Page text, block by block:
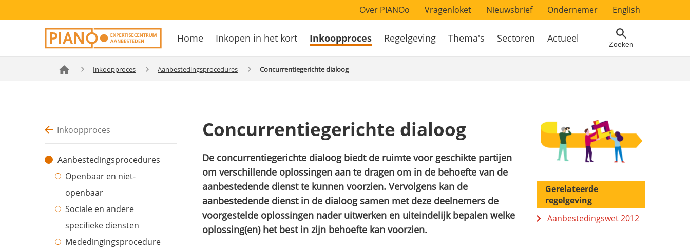
Overslaan
Secondary
navigation
Over PIANOo Vragenloket Nieuwsbrief Ondernemer English
Hoofdnavigatie
Home Inkopen in het kort Inkoopproces Regelgeving Thema's Sectoren Actueel Zoeken
Inkoopproces Aanbestedingsprocedures Concurrentiegerichte dialoog
Inkoopproces
Aanbestedingsprocedures
Openbaar en niet-
openbaar
Sociale en andere
specifieke diensten
Mededingingsprocedure
Concurrentiegerichte dialoog
De concurrentiegerichte dialoog biedt de ruimte voor geschikte partijen
om verschillende oplossingen aan te dragen om in de behoefte van de
aanbestedende dienst te kunnen voorzien. Vervolgens kan de
aanbestedende dienst in de dialoog samen met deze deelnemers de
voorgestelde oplossingen nader uitwerken en uiteindelijk bepalen welke
oplossing(en) het best in zijn behoefte kan voorzien.
Gerelateerde
regelgeving
Aanbestedingswet 2012